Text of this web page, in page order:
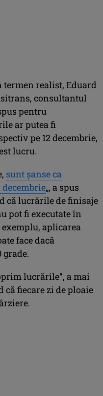
termen realist, Eduard
consultantul
pentru
ar putea fi
pe 12 decembrie,
lucru.
sunt şanse ca
decembrie„, a spus
că lucrările de finisaje
pot fi executate în
aplicarea
face dacă
grade.
lucrările”, a mai
fiecare zi de ploaie